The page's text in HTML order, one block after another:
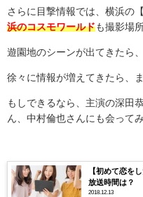
さらに目撃情報では、横浜の
浜のコスモワールドも撮影場
遊園地のシーンが出てきたら
徐々に情報が増えてきたら、
もしできるなら、主演の深田
ん、中村倫也さんにも会って
【初めて恋を
放送時間は？
2018.12.13